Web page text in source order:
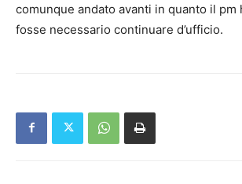
comunque andato avanti in quanto il pm
fosse necessario continuare d’ufficio.